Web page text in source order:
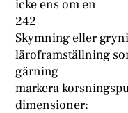
icke ens om en
242
Skymning eller
läroframställning
gärning
markera
dimensioner: